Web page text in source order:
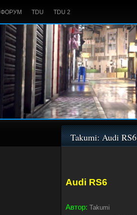
ФОРУМ TDU TDU 2
Takumi: Audi RS6
Audi RS6
Автор: Takumi